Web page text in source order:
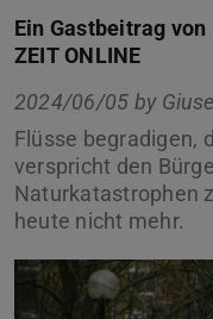
Ein Gastbeitrag
ZEIT ONLINE
2024/06/05 by
Flüsse begradigen,
verspricht den
Naturkatastrophen
heute nicht mehr.